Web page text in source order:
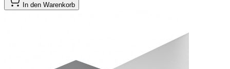
In den Warenkorb